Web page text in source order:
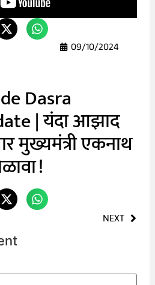
09/10/2024
Dasra
| यंदा आझाद
मुख्यमंत्री एकनाथ
NEXT